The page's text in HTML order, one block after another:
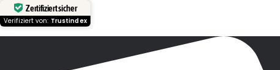
Zertifiziert sicher
Verifiziert von: Trustindex